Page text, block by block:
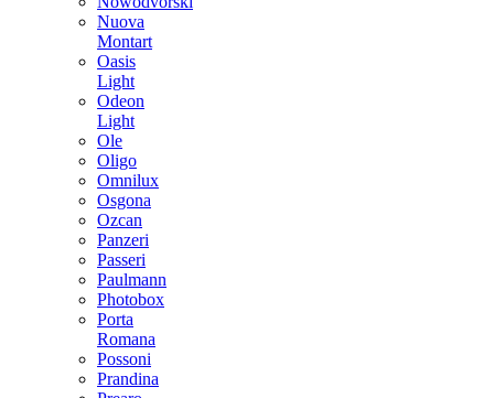
Nuova
Montart
Oasis
Light
Odeon
Light
Ole
Oligo
Omnilux
Osgona
Ozcan
Panzeri
Passeri
Paulmann
Photobox
Porta
Romana
Possoni
Prandina